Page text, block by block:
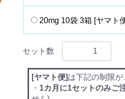
20mg 10袋 3箱 [ヤマト
セット数
[ヤマト便]は下記の制限
・ 1カ月に1セットのみご